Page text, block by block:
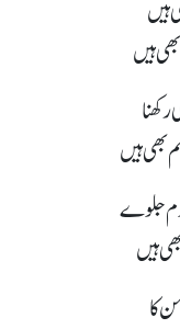
ہیں
ہیں
بھی ہیں
جلوے
ہیں
کا